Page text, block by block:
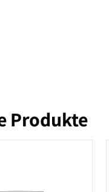
Produkte